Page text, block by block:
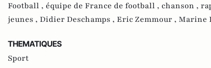
Football , équipe de France de football , chanson ,
jeunes , Didier Deschamps , Eric Zemmour , Marine
THEMATIQUES
Sport